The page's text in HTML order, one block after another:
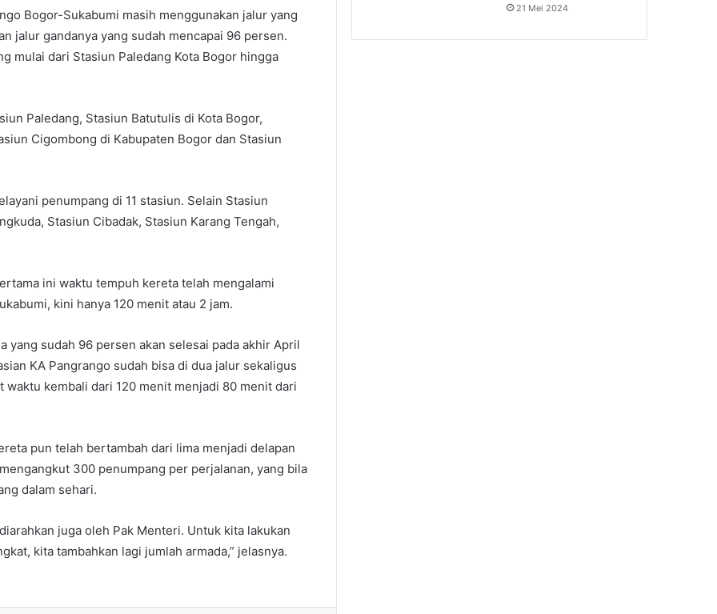
Bogor-Sukabumi masih menggunakan jalur yang
jalur gandanya yang sudah mencapai 96 persen.
mulai dari Stasiun Paledang Kota Bogor hingga
Paledang, Stasiun Batutulis di Kota Bogor,
Cigombong di Kabupaten Bogor dan Stasiun
penumpang di 11 stasiun. Selain Stasiun
Stasiun Cibadak, Stasiun Karang Tengah,
ini waktu tempuh kereta telah mengalami
kini hanya 120 menit atau 2 jam.
yang sudah 96 persen akan selesai pada akhir April
KA Pangrango sudah bisa di dua jalur sekaligus
kembali dari 120 menit menjadi 80 menit dari
pun telah bertambah dari lima menjadi delapan
300 penumpang per perjalanan, yang bila
dalam sehari.
juga oleh Pak Menteri. Untuk kita lakukan
kita tambahkan lagi jumlah armada,” jelasnya.
21 Mei 2024